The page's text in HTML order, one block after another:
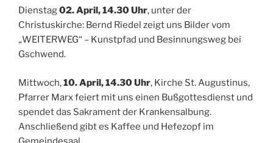
Dienstag02. April, 14.30 Uhr, unter der
Christuskirche: Bernd Riedel zeigt uns Bilder vom
„WEITERWEG“ – Kunstpfad und Besinnungsweg bei
Gschwend.
Mittwoch,10. April, 14.30 Uhr, Kirche St. Augustinus,
Pfarrer Marx feiert mit uns einen Bußgottesdienst und
spendet das Sakrament der Krankensalbung.
Anschließend gibt es Kaffee und Hefezopf im